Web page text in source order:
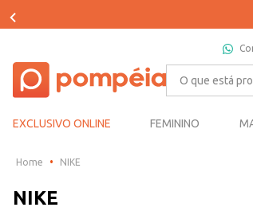
O que está
EXCLUSIVO ONLINE FEMININO
NIKE
NIKE